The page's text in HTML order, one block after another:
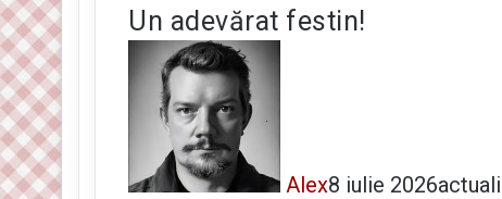
Un adevărat festin!
Alex8 iulie 2026